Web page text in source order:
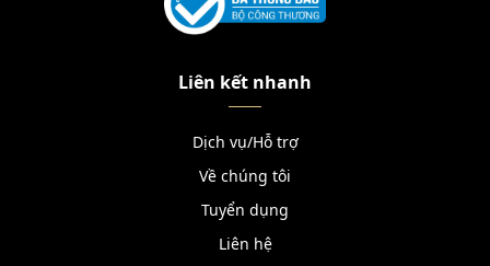
Liên kết nhanh
Dịch vụ/Hỗ trợ
Về chúng tôi
Tuyển dụng
Liên hệ